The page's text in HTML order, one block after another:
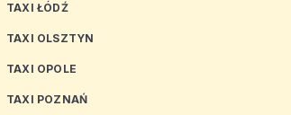
TAXI ŁÓDŹ
TAXI OLSZTYN
TAXI OPOLE
TAXI POZNAŃ